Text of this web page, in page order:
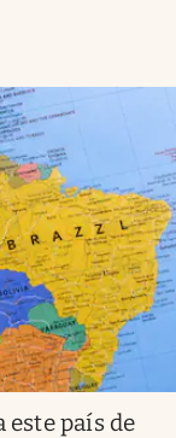
país de